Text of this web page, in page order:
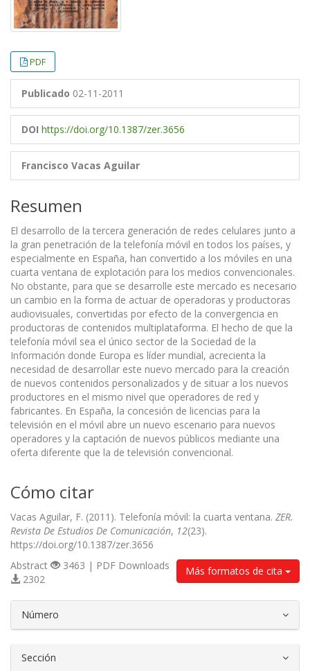
PDF
Publicado 02-11-2011
DOI https://doi.org/10.1387/zer.3656
Francisco Vacas Aguilar
Resumen
El desarrollo de la tercera generación de redes celulares junto a
la gran penetración de la telefonía móvil en todos los países, y
especialmente en España, han convertido a los móviles en una
cuarta ventana de explotación para los medios convencionales.
No obstante, para que se desarrolle este mercado es necesario
un cambio en la forma de actuar de operadoras y productoras
audiovisuales, convertidas por efecto de la convergencia en
productoras de contenidos multiplataforma. El hecho de que la
telefonía móvil sea el único sector de la Sociedad de la
Información donde Europa es líder mundial, acrecienta la
necesidad de desarrollar este nuevo mercado para la creación
de nuevos contenidos personalizados y de situar a los nuevos
productores en el mismo nivel que operadores de red y
fabricantes. En España, la concesión de licencias para la
televisión en el móvil abre un nuevo escenario para nuevos
operadores y la captación de nuevos públicos mediante una
oferta diferente que la de televisión convencional.
Cómo citar
Vacas Aguilar, F. (2011). Telefonía móvil: la cuarta ventana. ZER.
Revista De Estudios De Comunicación, 12(23).
https://doi.org/10.1387/zer.3656
Más formatos de cita
Abstract
3463 | PDF Downloads
2302
Número
Sección